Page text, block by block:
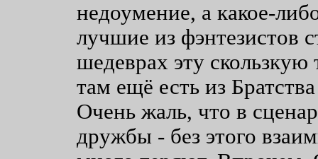
недоумение, а какое-
лучшие из фэнтезистов
шедеврах эту
там ещё есть из
Очень жаль, что в
дружбы - без этого